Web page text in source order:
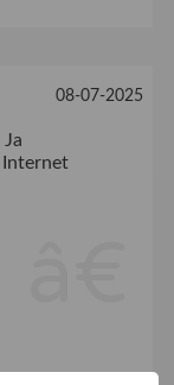
08-07-2025
Ja
Internet